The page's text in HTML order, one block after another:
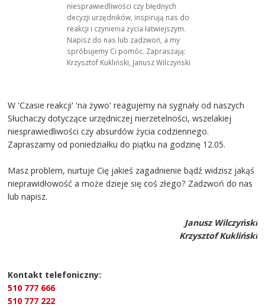
niesprawiedliwości czy błędnych
decyzji urzędników, inspirują nas do
reakcji i czynienia życia łatwiejszym.
Napisz do nas lub zadzwoń, a my
spróbujemy Ci pomóc. Zapraszają:
Krzysztof Kukliński, Janusz Wilczyński
W 'Czasie reakcji' 'na żywo' reagujemy na sygnały od naszych
Słuchaczy dotyczące urzędniczej nierzetelności, wszelakiej
niesprawiedliwości czy absurdów życia codziennego.
Zapraszamy od poniedziałku do piątku na godzinę 12.05.
Masz problem, nurtuje Cię jakieś zagadnienie bądź widzisz jakąś
nieprawidłowość a może dzieje się coś złego? Zadzwoń do nas
lub napisz.
Janusz Wilczyński
Krzysztof Kukliński
Kontakt telefoniczny:
510 777 666
510 777 222